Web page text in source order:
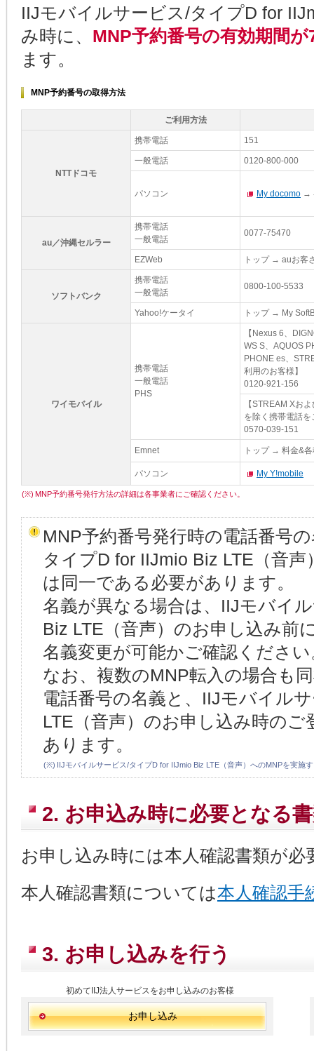
IIJモバイルサービス/タイプD for
み時に、 MNP予約番号の有効期間
ます。
MNP予約番号の取得方法
ご利用方法
NTTドコモ
携帯電話 151
一般電話 0120-800-000
パソコン My docomo →
au／沖縄セルラー
携帯電話
一般電話
0077-75470
EZWeb トップ → auお客
ソフトバンク
携帯電話
一般電話
0800-100-5533
Yahoo!ケータイ トップ → My
ワイモバイル
携帯電話
一般電話
PHS
【Nexus 6、
WS S、AQUOS
PHONE es、
利用のお客様】
0120-921-156
【STREAM Xお
を除く携帯電話
0570-039-151
Emnet トップ → 料金&
パソコン My Y!mobile
(※) MNP予約番号発行方法の詳細は各事業者にご確認ください。
MNP予約番号発行時の電話番号
タイプD for IIJmio Biz LTE（音
は同一である必要があります。
名義が異なる場合は、IIJモバイ
Biz LTE（音声）のお申し込み前
名義変更が可能かご確認ください
なお、複数のMNP転入の場合も
電話番号の名義と、IIJモバイル
LTE（音声）のお申し込み時の
あります。
(※) IIJモバイルサービス/タイプD for IIJmio Biz LTE（音声）へのMNPを実施
2. お申込み時に必要となる
お申し込み時には本人確認書類が必
本人確認書類については本人確認手
3. お申し込みを行う
初めてIIJ法人サービスをお申し込みのお客様
お申し込み